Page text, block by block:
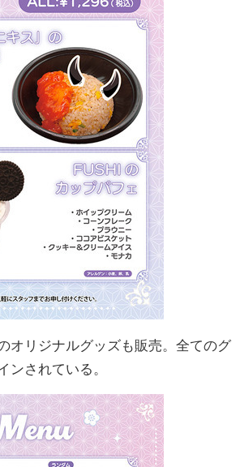
オリジナルグッズも販売。全てのグ
ンされている。